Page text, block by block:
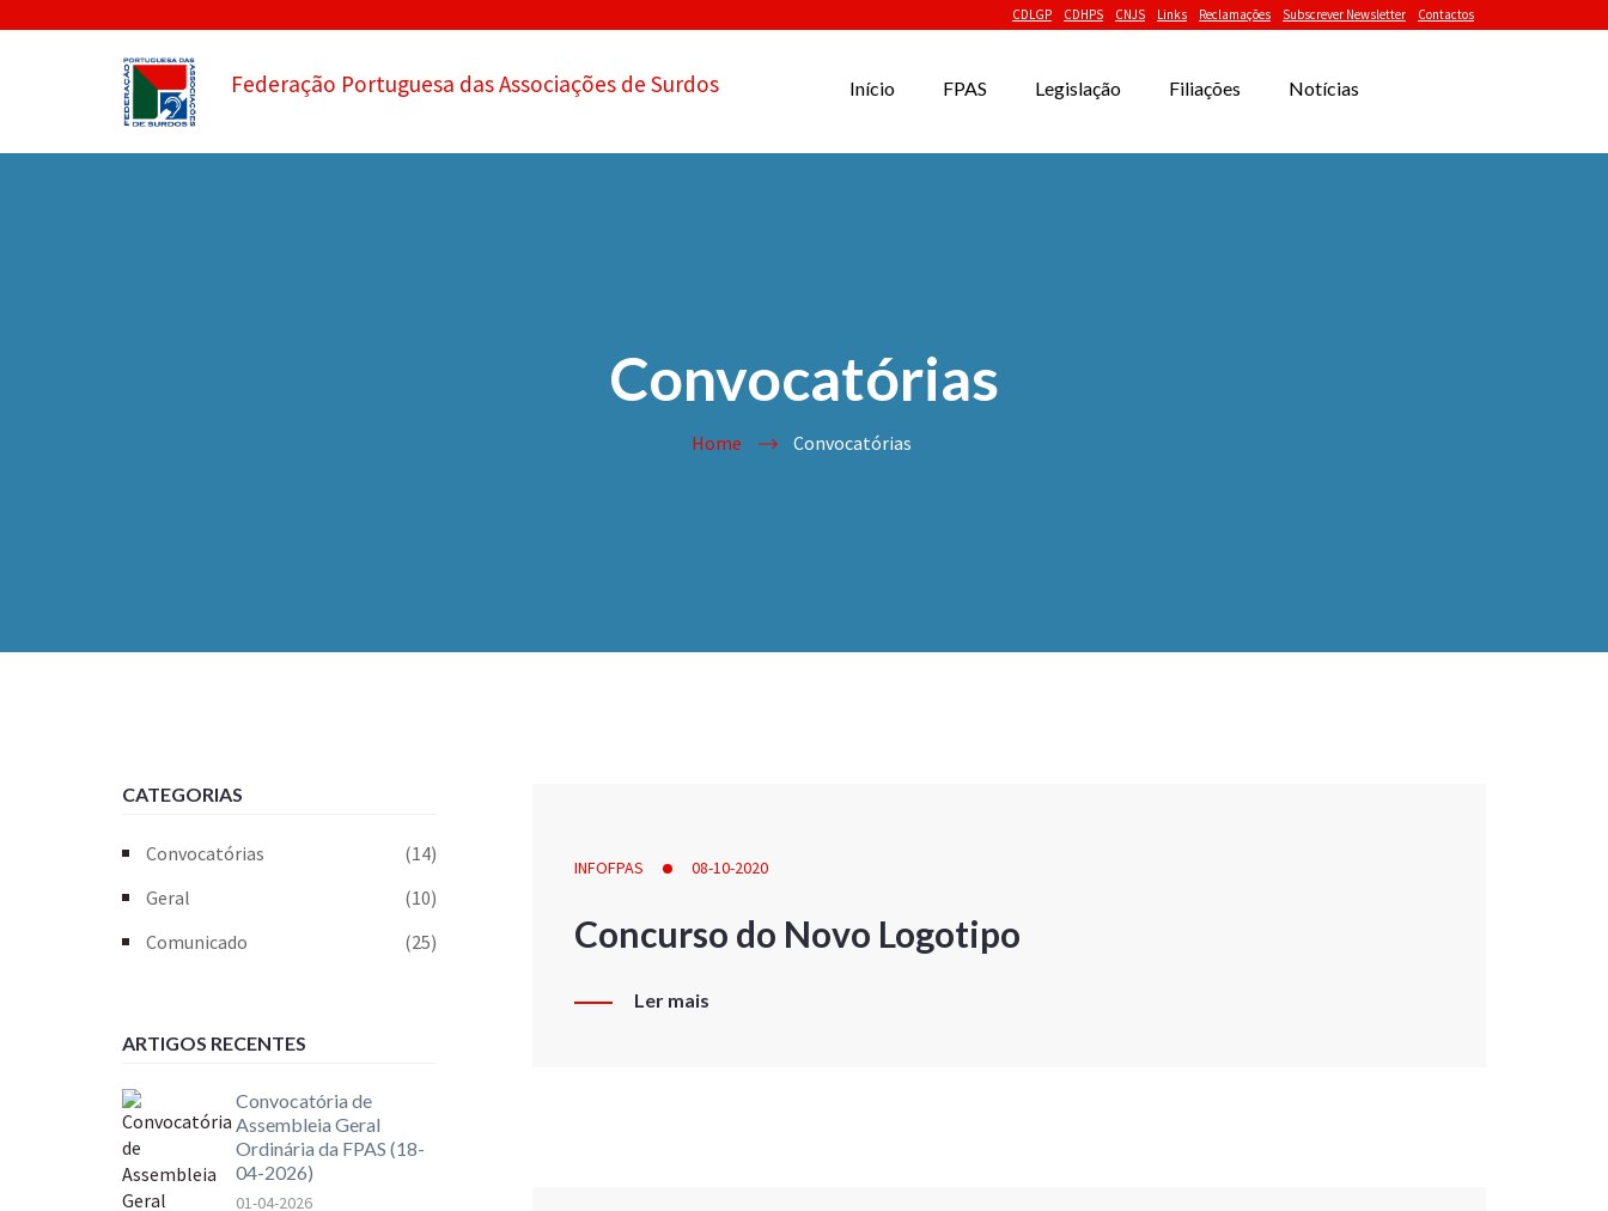
CDLGP CDHPS CNJS Links Reclamações Subscrever Newsletter Contactos
Federação Portuguesa das Associações de Surdos Início FPAS Legislação Filiações Notícias
Convocatórias
Home Convocatórias
INFOFPAS 08-10-2020
Concurso do Novo Logotipo
Ler mais
CATEGORIAS
Convocatórias
(14)
Geral
(10)
Comunicado
(25)
ARTIGOS RECENTES
Convocatória de
Assembleia Geral
Ordinária da FPAS (18-
04-2026)
01-04-2026